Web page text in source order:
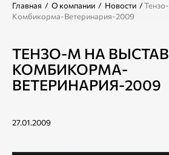
Главная / О компании / Новости /
Комбикорма-Ветеринария-2009
ТЕНЗО-М НА
КОМБИКОРМА-
ВЕТЕРИНАРИЯ-2009
27.01.2009